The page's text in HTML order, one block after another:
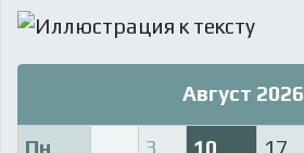
Август 2026
Пн 3 10 17